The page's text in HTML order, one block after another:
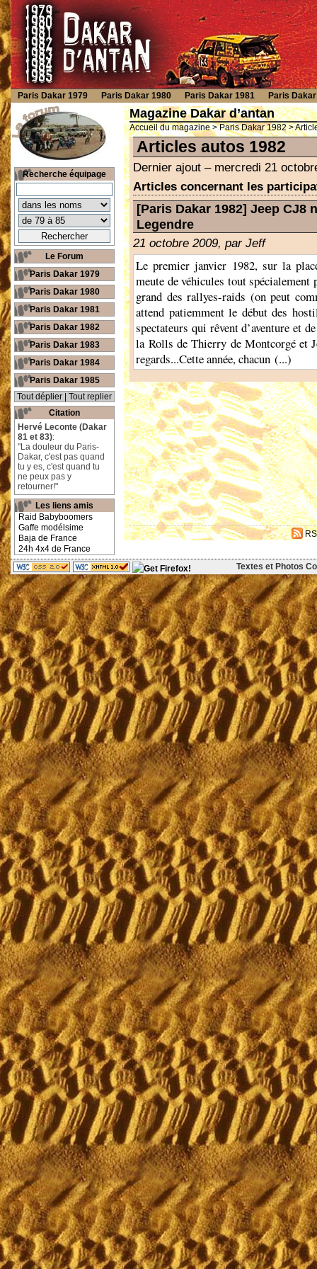
Magazine Dakar d’antan
Accueil du magazine>Paris Dakar 1982>
Articles autos 1982
Dernier ajout – mercredi 21
Articles concernant les
[Paris Dakar 1982] Jeep CJ8
Legendre
21 octobre 2009, par Jeff
Le premier janvier 1982, sur la
meute de véhicules tout spécialement
grand des rallyes-raids (on peut
attend patiemment le début des
spectateurs qui rêvent d’aventure et
la Rolls de Thierry de Montcorgé et
regards...Cette année, chacun (...)
Recherche équipage
Le Forum
Paris Dakar 1979
Paris Dakar 1980
Paris Dakar 1981
Paris Dakar 1982
Paris Dakar 1983
Paris Dakar 1984
Paris Dakar 1985
Tout déplier
Tout replier
Citation
Hervé Leconte (Dakar
81 et 83):
"La douleur du Paris-
Dakar, c'est pas quand
tu y es, c'est quand tu
ne peux pas y
retourner!"
Les liens amis
Raid Babyboomers
Gaffe modélsime
Baja de France
24h 4x4 de France
Paris Dakar 1979 Paris Dakar 1980 Paris Dakar 1981 Paris
Textes et Photos